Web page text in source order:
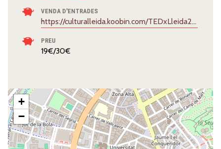
VENDA D'ENTRADES
https://culturalleida.koobin.com/TEDxLleida2026_cat
PREU
19€/30€
+
−